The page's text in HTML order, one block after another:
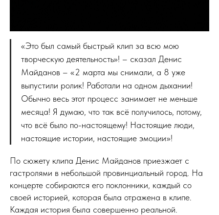
«Это был самый быстрый клип за всю мою
творческую деятельность»! – сказал Денис
Майданов – «2 марта мы снимали, а 8 уже
выпустили ролик! Работали на одном дыхании!
Обычно весь этот процесс занимает не меньше
месяца! Я думаю, что так всё получилось, потому,
что всё было по-настоящему! Настоящие люди,
настоящие истории, настоящие эмоции»!
По сюжету клипа Денис Майданов приезжает с
гастролями в небольшой провинциальный город. На
концерте собираются его поклонники, каждый со
своей историей, которая была отражена в клипе.
Каждая история была совершенно реальной.